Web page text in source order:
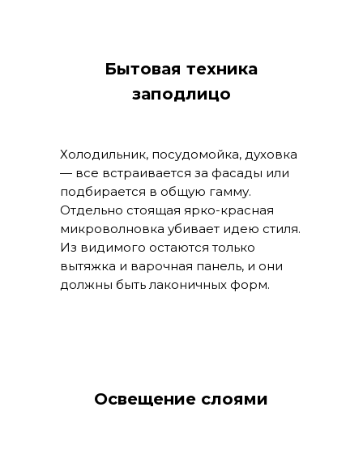
Бытовая техника
заподлицо
Холодильник, посудомойка, духовка
— все встраивается за фасады или
подбирается в общую гамму.
Отдельно стоящая ярко-красная
микроволновка убивает идею стиля.
Из видимого остаются только
вытяжка и варочная панель, и они
должны быть лаконичных форм.
Освещение слоями